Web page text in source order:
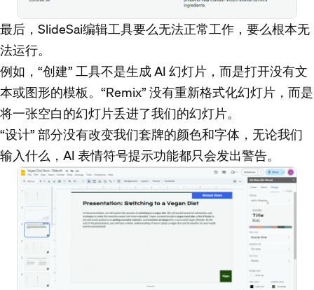
最后，SlideSai编辑工具要么无法正常工作，要么根本无
法运行。
例如，“创建” 工具不是生成 AI 幻灯片，而是打开没有文
本或图形的模板。“Remix” 没有重新格式化幻灯片，而是
将一张空白的幻灯片丢进了我们的幻灯片。
“设计” 部分没有改变我们套牌的颜色和字体，无论我们
输入什么，AI 表情符号提示功能都只会发出警告。